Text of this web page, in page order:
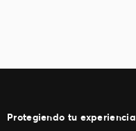
Protegiendo tu experiencia